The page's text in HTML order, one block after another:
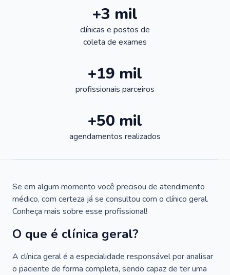
+3 mil
clínicas e postos de
coleta de exames
+19 mil
profissionais parceiros
+50 mil
agendamentos realizados
Se em algum momento você precisou de atendimento
médico, com certeza já se consultou com o clínico geral.
Conheça mais sobre esse profissional!
O que é clínica geral?
A clínica geral é a especialidade responsável por analisar
o paciente de forma completa, sendo capaz de ter uma